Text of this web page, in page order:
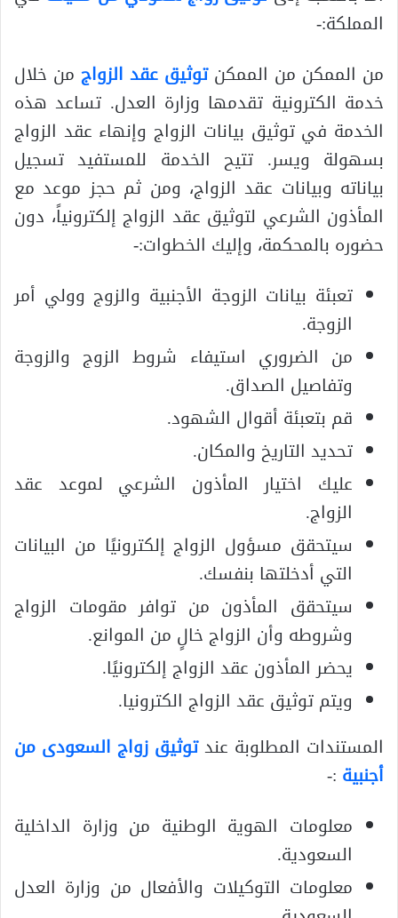
المملكة:-
من الممكن من الممكنتوثيق عقد الزواج من خلال
خدمة الكترونية تقدمها وزارة العدل. تساعد هذه
الخدمة في توثيق بيانات الزواج وإنهاء عقد الزواج
بسهولة ويسر. تتيح الخدمة للمستفيد تسجيل
بياناته وبيانات عقد الزواج، ومن ثم حجز موعد مع
المأذون الشرعي لتوثيق عقد الزواج إلكترونياً، دون
حضوره بالمحكمة، وإليك الخطوات:-
تعبئة بيانات الزوجة الأجنبية والزوج وولي أمر
الزوجة.
من الضروري استيفاء شروط الزوج والزوجة
وتفاصيل الصداق.
قم بتعبئة أقوال الشهود.
تحديد التاريخ والمكان.
عليك اختيار المأذون الشرعي لموعد عقد
الزواج.
سيتحقق مسؤول الزواج إلكترونيًا من البيانات
التي أدخلتها بنفسك.
سيتحقق المأذون من توافر مقومات الزواج
وشروطه وأن الزواج خالٍ من الموانع.
يحضر المأذون عقد الزواج إلكترونيًا.
ويتم توثيق عقد الزواج الكترونيا.
المستندات المطلوبة عندتوثيق زواج السعودى من
أجنبية :-
معلومات الهوية الوطنية من وزارة الداخلية
السعودية.
معلومات التوكيلات والأفعال من وزارة العدل